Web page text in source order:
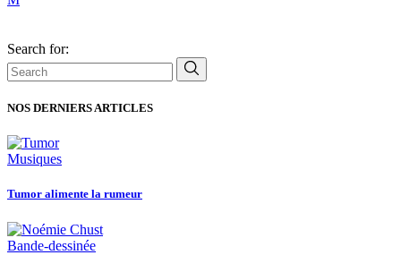
Search for:
NOS DERNIERS ARTICLES
Musiques
Tumor alimente la rumeur
Bande-dessinée